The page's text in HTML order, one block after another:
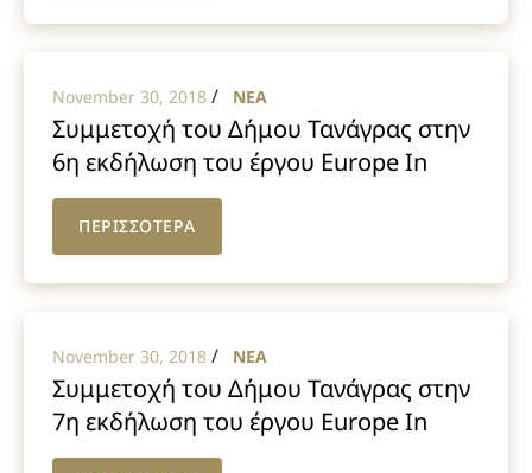
November 30, 2018 / NEA
Συμμετοχή του Δήμου Τανάγρας στην
6η εκδήλωση του έργου Europe In
Question – EIQ στην Ιταλία
ΠΕΡΙΣΣΟΤΕΡΑ
November 30, 2018 / NEA
Συμμετοχή του Δήμου Τανάγρας στην
7η εκδήλωση του έργου Europe In
Question – EIQ στην Ισπανία